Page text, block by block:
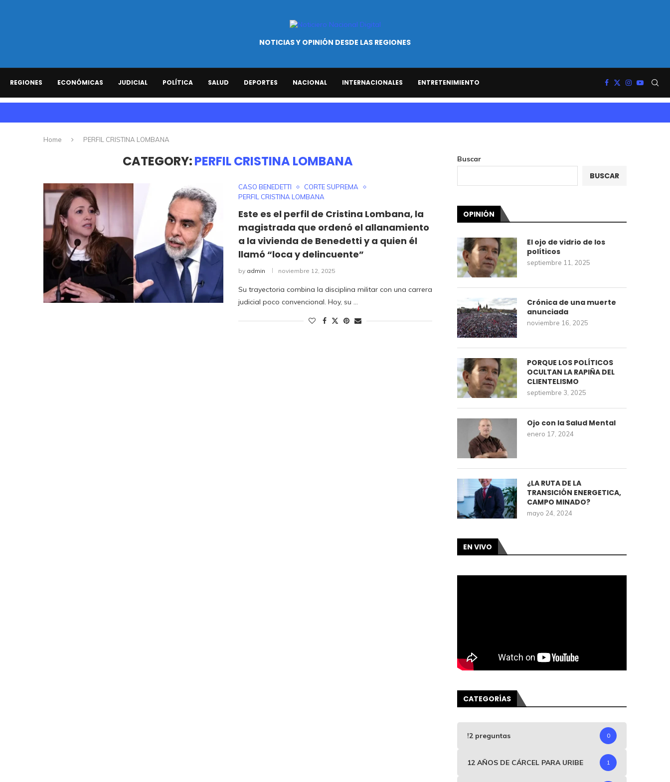
NOTICIAS Y OPINIÓN DESDE LAS REGIONES
REGIONES ECONÓMICAS JUDICIAL POLÍTICA SALUD DEPORTES NACIONAL INTERNACIONALES ENTRETENIMIENTO
Home PERFIL CRISTINA LOMBANA
CATEGORY:PERFIL CRISTINA LOMBANA
CASO BENEDETTI
CORTE SUPREMA
PERFIL CRISTINA LOMBANA
Este es el perfil de Cristina Lombana, la
magistrada que ordenó el allanamiento
a la vivienda de Benedetti y a quien él
llamó “loca y delincuente”
by admin noviembre 12, 2025
Su trayectoria combina la disciplina militar con una carrera
judicial poco convencional. Hoy, su …
Buscar
BUSCAR
OPINIÓN
El ojo de vidrio de los
políticos
septiembre 11, 2025
Crónica de una muerte
anunciada
noviembre 16, 2025
PORQUE LOS POLÍTICOS
OCULTAN LA RAPIÑA DEL
CLIENTELISMO
septiembre 3, 2025
Ojo con la Salud Mental
enero 17, 2024
¿LA RUTA DE LA
TRANSICIÓN ENERGETICA,
CAMPO MINADO?
mayo 24, 2024
EN VIVO
CATEGORÍAS
!2 preguntas 0
12 AÑOS DE CÁRCEL PARA URIBE 1